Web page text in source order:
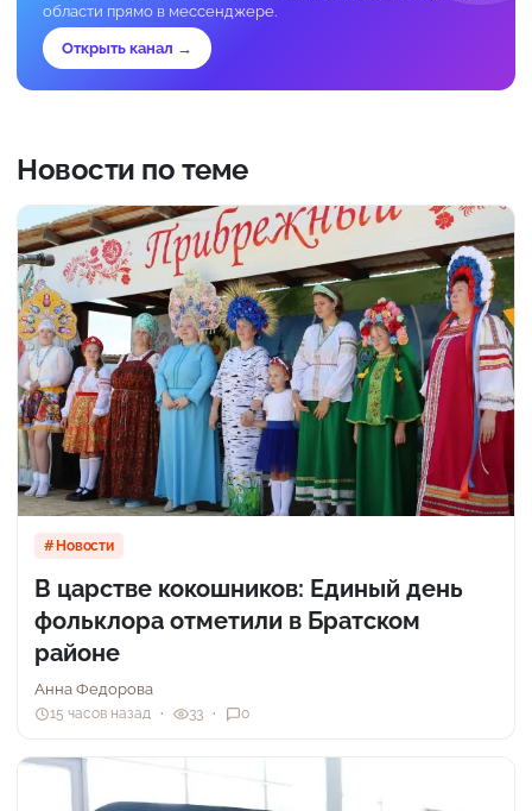
области прямо в мессенджере.
Открыть канал →
Новости по теме
Новости
В царстве кокошников: Единый день
фольклора отметили в Братском
районе
Анна Федорова
15 часов назад 33 0